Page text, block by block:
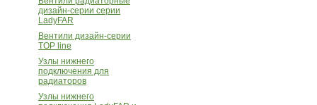
дизайн-серии серии
LadyFAR
Вентили дизайн-серии
TOP line
Узлы нижнего
подключения для
радиаторов
Узлы нижнего